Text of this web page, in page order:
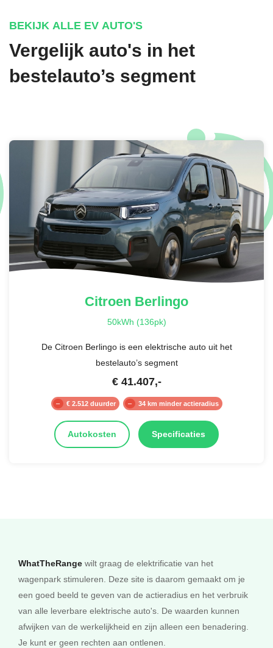
€ 795,-
FROST BLUE METALLIC
BEKIJK ALLE EV AUTO'S
Vergelijk auto's in het
bestelauto’s segment
Citroen Berlingo
50kWh (136pk)
De Citroen Berlingo is een elektrische auto uit het
bestelauto’s segment
€ 41.407,-
€ 2.512 duurder 34 km minder actieradius
Autokosten Specificaties
WhatTheRange wilt graag de elektrificatie van het
wagenpark stimuleren. Deze site is daarom gemaakt om je
een goed beeld te geven van de actieradius en het verbruik
van alle leverbare elektrische auto's. De waarden kunnen
afwijken van de werkelijkheid en zijn alleen een benadering.
Je kunt er geen rechten aan ontlenen.